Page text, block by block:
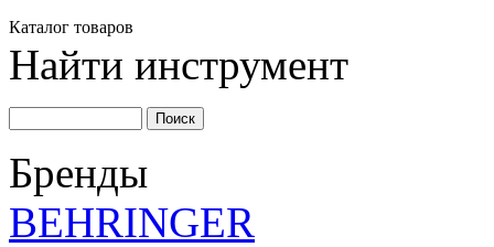
Каталог товаров
Найти инструмент
Бренды
BEHRINGER